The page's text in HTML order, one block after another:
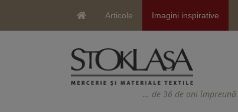
Articole Imagini inspirative
… de 36 de ani împreună